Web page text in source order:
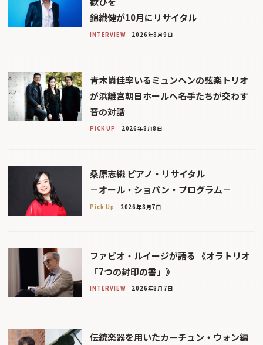
錦織健が10月にリサイタル
INTERVIEW 2026年8月9日
青木尚佳率いるミュンヘンの弦楽トリオ
が浜離宮朝日ホールへ――名手たちが交わす
音の対話
PICK UP 2026年8月8日
桑原志織 ピアノ・リサイタル
－オール・ショパン・プログラム－
Pick Up 2026年8月7日
ファビオ・ルイージが語る 《オラトリオ
「7つの封印の書」》
INTERVIEW 2026年8月7日
伝統楽器を用いたカーチュン・ウォン編